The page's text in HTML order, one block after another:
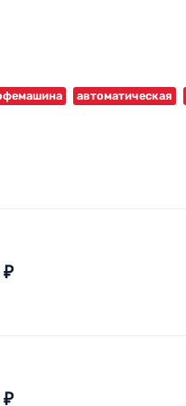
автоматическая
₽
₽